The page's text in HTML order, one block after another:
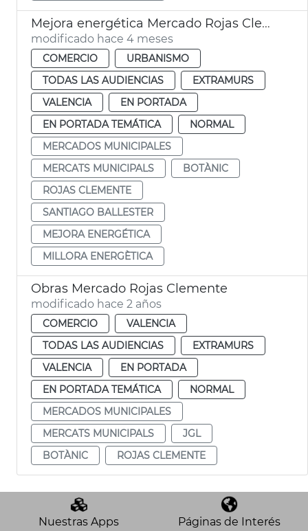
Mejora energética Mercado Rojas Clemente
modificado hace 4 meses
COMERCIO
URBANISMO
TODAS LAS AUDIENCIAS
EXTRAMURS
VALENCIA
EN PORTADA
EN PORTADA TEMÁTICA
NORMAL
MERCADOS MUNICIPALES
MERCATS MUNICIPALS
BOTÀNIC
ROJAS CLEMENTE
SANTIAGO BALLESTER
MEJORA ENERGÉTICA
MILLORA ENERGÈTICA
Obras Mercado Rojas Clemente
modificado hace 2 años
COMERCIO
VALENCIA
TODAS LAS AUDIENCIAS
EXTRAMURS
VALENCIA
EN PORTADA
EN PORTADA TEMÁTICA
NORMAL
MERCADOS MUNICIPALES
MERCATS MUNICIPALS
JGL
BOTÀNIC
ROJAS CLEMENTE
Nuestras Apps Páginas de Interés